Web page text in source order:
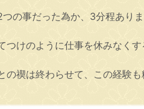
の事だった為か、3分程あり
けのように仕事を休みなくす
禊は終わらせて、この経験も